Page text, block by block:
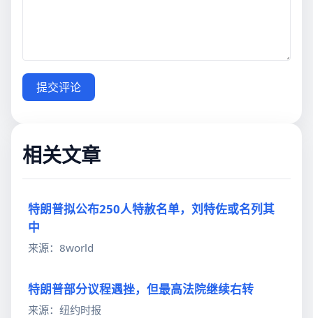
提交评论
相关文章
特朗普拟公布250人特赦名单，刘特佐或名列其
中
来源：8world
特朗普部分议程遇挫，但最高法院继续右转
来源：纽约时报